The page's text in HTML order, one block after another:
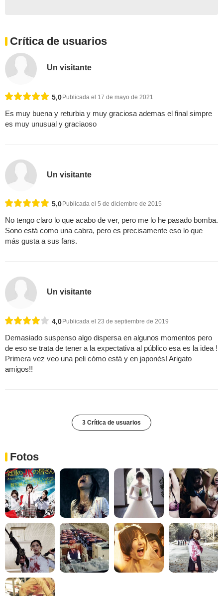
Crítica de usuarios
Un visitante
5,0 Publicada el 17 de mayo de 2021
Es muy buena y returbia y muy graciosa ademas el final simpre
es muy unusual y graciaoso
Un visitante
5,0 Publicada el 5 de diciembre de 2015
No tengo claro lo que acabo de ver, pero me lo he pasado bomba.
Sono está como una cabra, pero es precisamente eso lo que
más gusta a sus fans.
Un visitante
4,0Publicada el 23 de septiembre de 2019
Demasiado suspenso algo dispersa en algunos momentos pero
de eso se trata de tener a la expectativa al público esa es la idea !
Primera vez veo una peli cómo está y en japonés! Arigato
amigos!!
3 Crítica de usuarios
Fotos